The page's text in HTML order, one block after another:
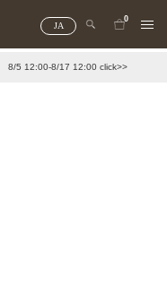
JA
0
8/5 12:00-8/17 12:00 click>>